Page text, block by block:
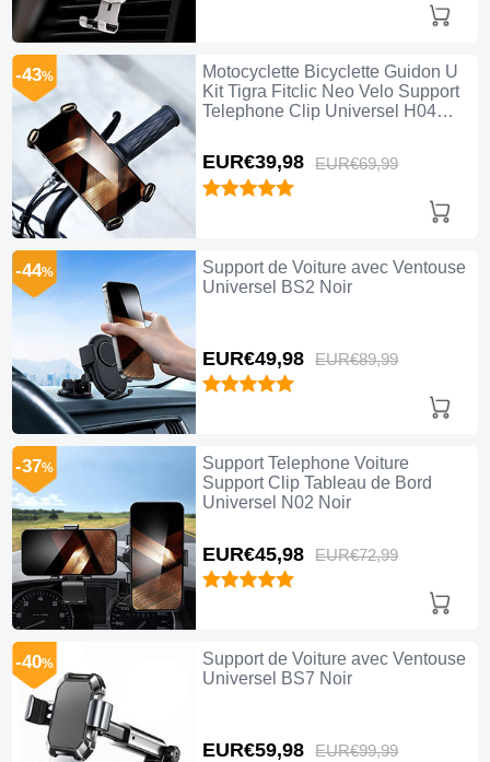
Motocyclette Bicyclette Guidon U
Kit Tigra Fitclic Neo Velo Support
Telephone Clip Universel H04
EUR€39,98 EUR€69,99
-43%
Support de Voiture avec Ventouse
Universel BS2 Noir
EUR€49,98 EUR€89,99
-44%
Support Telephone Voiture
Support Clip Tableau de Bord
Universel N02 Noir
EUR€45,98 EUR€72,99
-37%
Support de Voiture avec Ventouse
Universel BS7 Noir
EUR€59,98 EUR€99,99
-40%